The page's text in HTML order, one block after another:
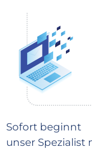
Sofort beginnt
unser Spezialist